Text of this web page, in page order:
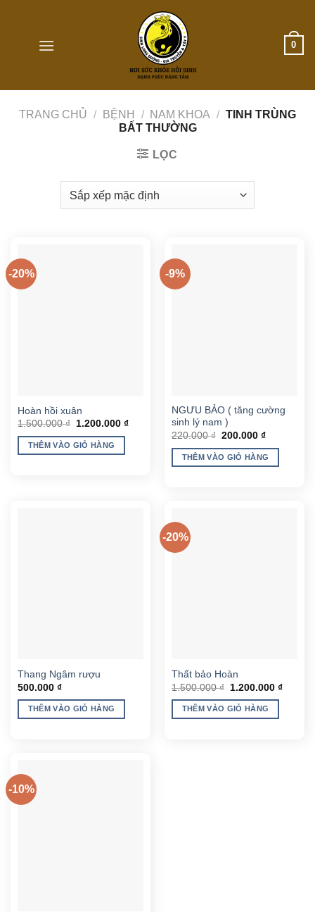
0
TRANG CHỦ / BỆNH / NAM KHOA / TINH TRÙNG
BẤT THƯỜNG
LỌC
-20%
Hoàn hồi xuân
1.500.000₫
Giá
là:
1.500.000 ₫.
1.200.000 ₫Giá
THÊM VÀO GIỎ HÀNG
-9%
NGƯU BẢO ( tăng cường
sinh lý nam )
220.000₫ Giá
là:
220.000 ₫.
200.000 ₫Giá
tại
là:
THÊM VÀO GIỎ HÀNG
Thang Ngâm rượu
500.000 ₫
THÊM VÀO GIỎ HÀNG
-20%
Thất bảo Hoàn
1.500.000₫
Giá
là:
1.500.000 ₫.
1.200.000 ₫Giá
THÊM VÀO GIỎ HÀNG
-10%